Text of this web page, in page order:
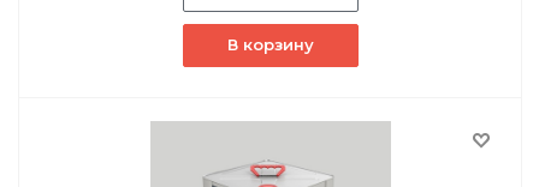
В корзину